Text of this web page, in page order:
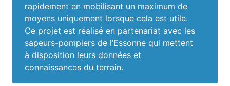
rapidement en mobilisant un maximum de
moyens uniquement lorsque cela est utile.
Ce projet est réalisé en partenariat avec les
sapeurs-pompiers de l’Essonne qui mettent
à disposition leurs données et
connaissances du terrain.